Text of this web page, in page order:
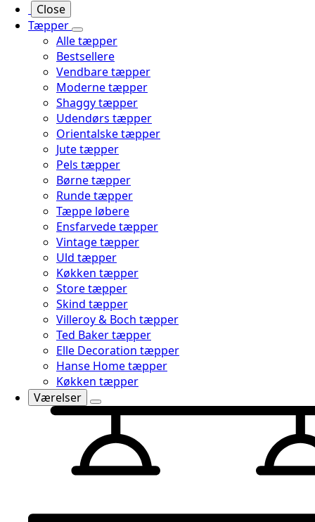
Close
Tæpper
Alle tæpper
Bestsellere
Vendbare tæpper
Moderne tæpper
Shaggy tæpper
Udendørs tæpper
Orientalske tæpper
Jute tæpper
Pels tæpper
Børne tæpper
Runde tæpper
Tæppe løbere
Ensfarvede tæpper
Vintage tæpper
Uld tæpper
Køkken tæpper
Store tæpper
Skind tæpper
Villeroy & Boch tæpper
Ted Baker tæpper
Elle Decoration tæpper
Hanse Home tæpper
Køkken tæpper
Værelser